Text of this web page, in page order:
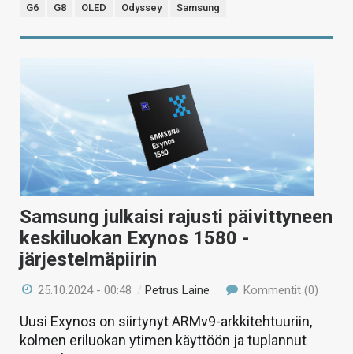
G6 G8 OLED Odyssey Samsung
Samsung julkaisi rajusti päivittyneen
keskiluokan Exynos 1580 -
järjestelmäpiirin
25.10.2024 - 00:48 /Petrus Laine Kommentit (0)
Uusi Exynos on siirtynyt ARMv9-arkkitehtuuriin,
kolmen eriluokan ytimen käyttöön ja tuplannut